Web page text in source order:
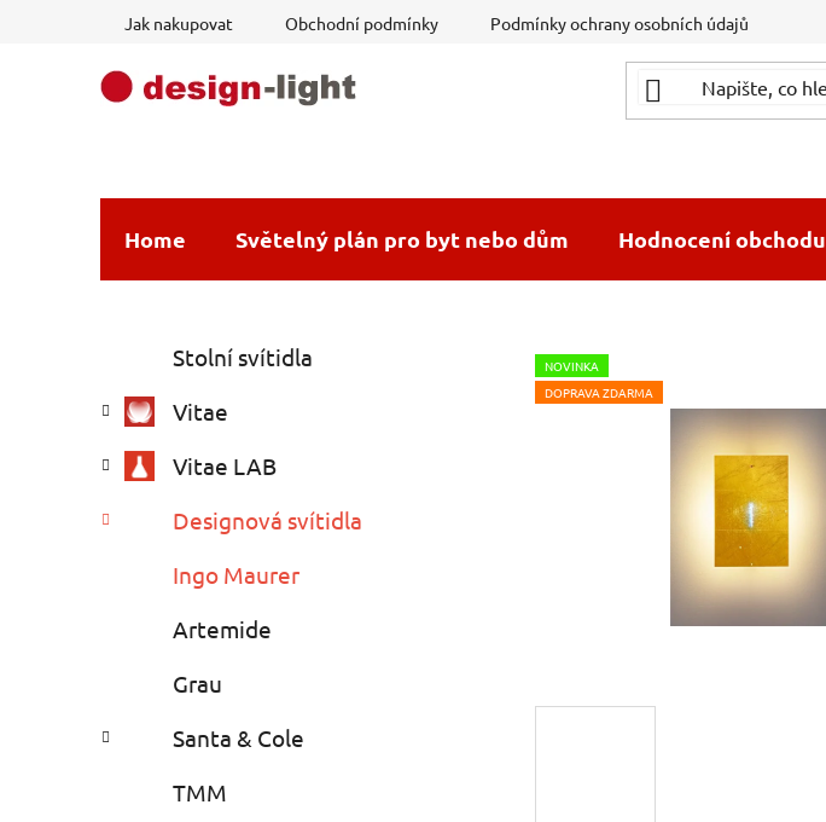
Jak nakupovat Obchodní podmínky Podmínky ochrany osobních údajů
Home Světelný plán pro byt nebo dům Hodnocení obchodu
s
r
n
e
l
kategorie
e
o
i
Stolní svítidla
Vitae
Vitae LAB
Designová svítidla
Ingo Maurer
Artemide
Grau
Santa & Cole
TMM
NOVINKA
DOPRAVA ZDARMA